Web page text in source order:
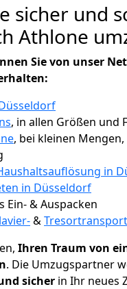
sicher und
Athlone
Sie von unser
, in allen Größen und
, bei kleinen
in
in Düsseldorf
Ein- & Auspacken
&Tresortransport
Ihren Traum von
. Die Umzugspartner
sicher in Ihr neues